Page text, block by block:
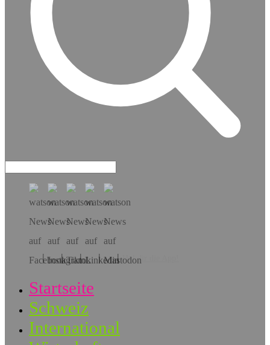
Hol dir die App!
Startseite
Schweiz
International